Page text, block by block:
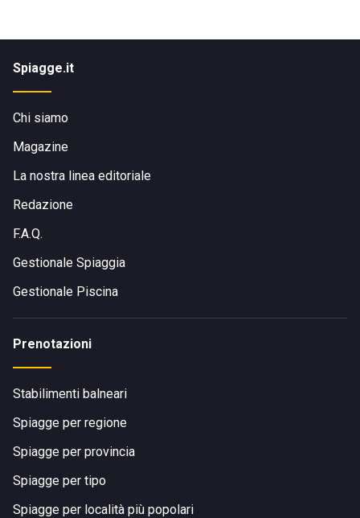
Spiagge.it
Chi siamo
Magazine
La nostra linea editoriale
Redazione
F.A.Q.
Gestionale Spiaggia
Gestionale Piscina
Prenotazioni
Stabilimenti balneari
Spiagge per regione
Spiagge per provincia
Spiagge per tipo
Spiagge per località più popolari